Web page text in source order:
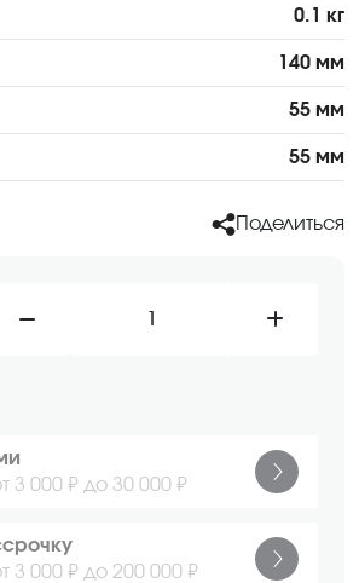
0.1 кг
140 мм
55 мм
55 мм
Поделиться
3 000 ₽ до 30 000 ₽
3 000 ₽ до 200 000 ₽